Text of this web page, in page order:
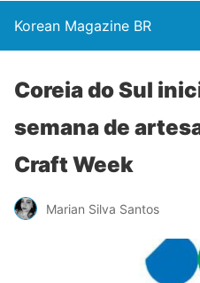
Korean Magazine BR
Coreia do Sul
semana de
Craft Week
Marian Silva Santos